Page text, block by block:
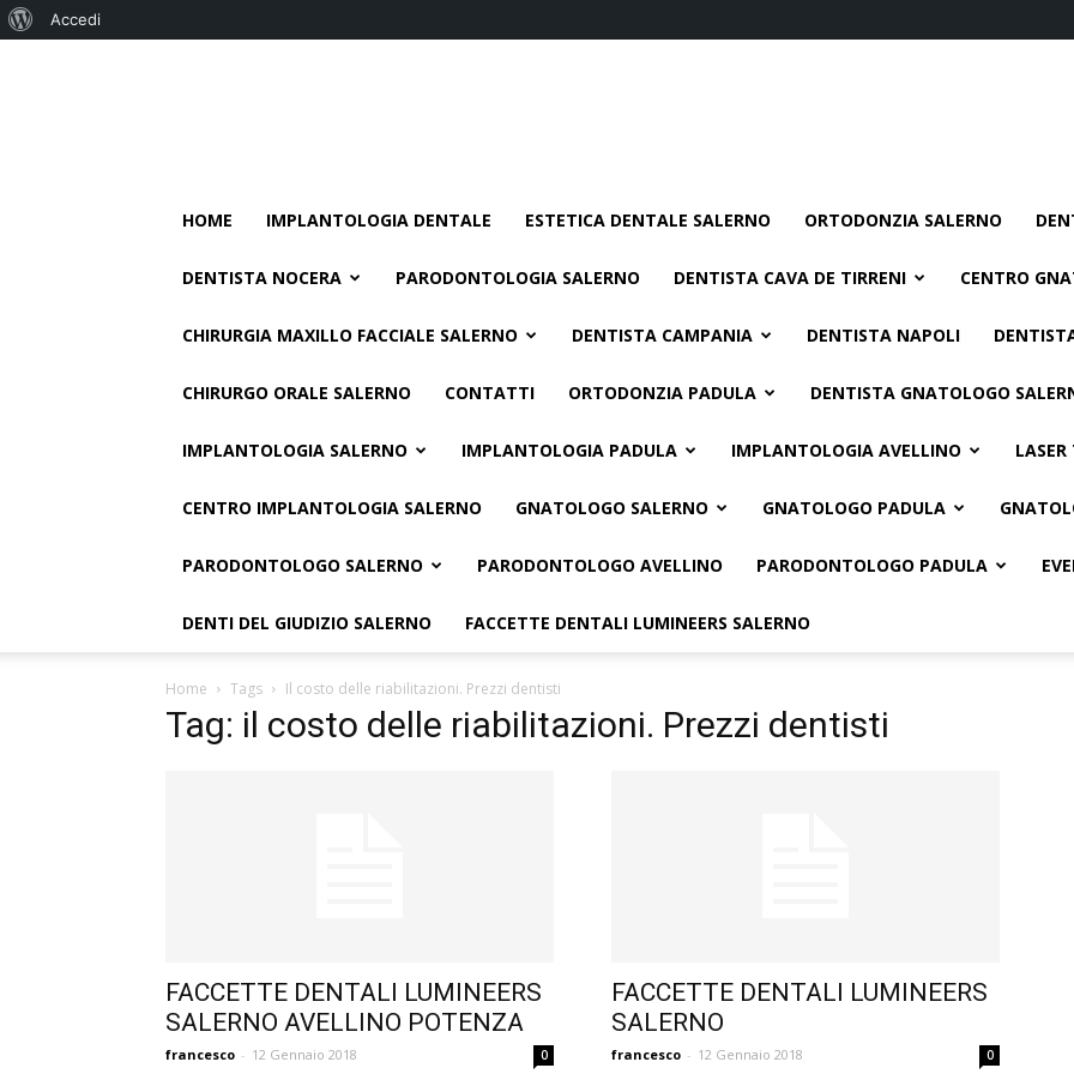
HOME IMPLANTOLOGIA DENTALE ESTETICA DENTALE SALERNO ORTODONZIA SALERNO
DENTISTA NOCERA PARODONTOLOGIA SALERNO DENTISTA CAVA DE TIRRENI CENTRO
CHIRURGIA MAXILLO FACCIALE SALERNO DENTISTA CAMPANIA DENTISTA NAPOLI
CHIRURGO ORALE SALERNO CONTATTI ORTODONZIA PADULA DENTISTA GNATOLOGO
IMPLANTOLOGIA SALERNO IMPLANTOLOGIA PADULA IMPLANTOLOGIA AVELLINO
CENTRO IMPLANTOLOGIA SALERNO GNATOLOGO SALERNO GNATOLOGO PADULA
PARODONTOLOGO SALERNO PARODONTOLOGO AVELLINO PARODONTOLOGO PADULA
DENTI DEL GIUDIZIO SALERNO FACCETTE DENTALI LUMINEERS SALERNO
Home Tags Il costo delle riabilitazioni. Prezzi dentisti
Tag: il costo delle riabilitazioni. Prezzi dentisti
FACCETTE DENTALI LUMINEERS
SALERNO AVELLINO POTENZA
francesco - 12 Gennaio 2018 0
FACCETTE DENTALI LUMINEERS
SALERNO
francesco - 12 Gennaio 2018 0
Informazioni
Accedi